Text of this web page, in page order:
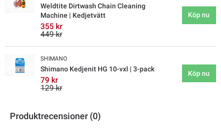
Weldtite Dirtwash Chain Cleaning
Machine | Kedjetvätt
355 kr
449 kr
Köp nu
SHIMANO
Shimano Kedjenit HG 10-vxl | 3-pack
79 kr
129 kr
Köp nu
Produktrecensioner (0)